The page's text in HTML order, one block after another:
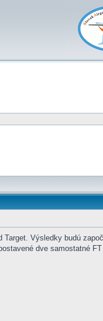
Výsledky budú
dve samostatné